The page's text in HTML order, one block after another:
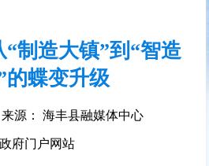
制造大镇”到“智造
的蝶变升级
来源： 海丰县融媒体中心
府门户网站